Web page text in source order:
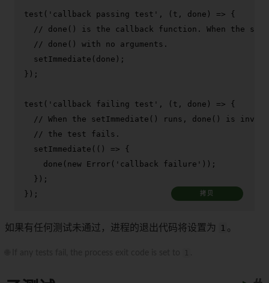
test ( 'callback passing test' , ( t, done ) => {
// done() is the callback function. When the
// done() with no arguments.
setImmediate (done);
});
test ( 'callback failing test' , ( t, done ) => {
// When the setImmediate() runs, done() is
// the test fails.
setImmediate ( () => {
done ( new Error ( 'callback failure' ));
  });
});
拷贝
如果有任何测试未通过，进程的退出代码将设置为 1 。